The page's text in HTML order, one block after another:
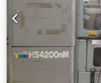
speed in Z: 12 m/min
200 mm / Right 1600 mm
Max speeds m/min : X -
180˚/1sec #
pressure powered) :
mm ; gripping force :
Spindle Chedpfxjxxi Nco
/ 8 inches)/165 mm/205